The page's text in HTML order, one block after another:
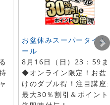
お盆休みスーパータイム
ール
8月16日（日）23：59
◆オンライン限定！お盆
けのダブル得！注目講座
最大30％割引＆ポイン